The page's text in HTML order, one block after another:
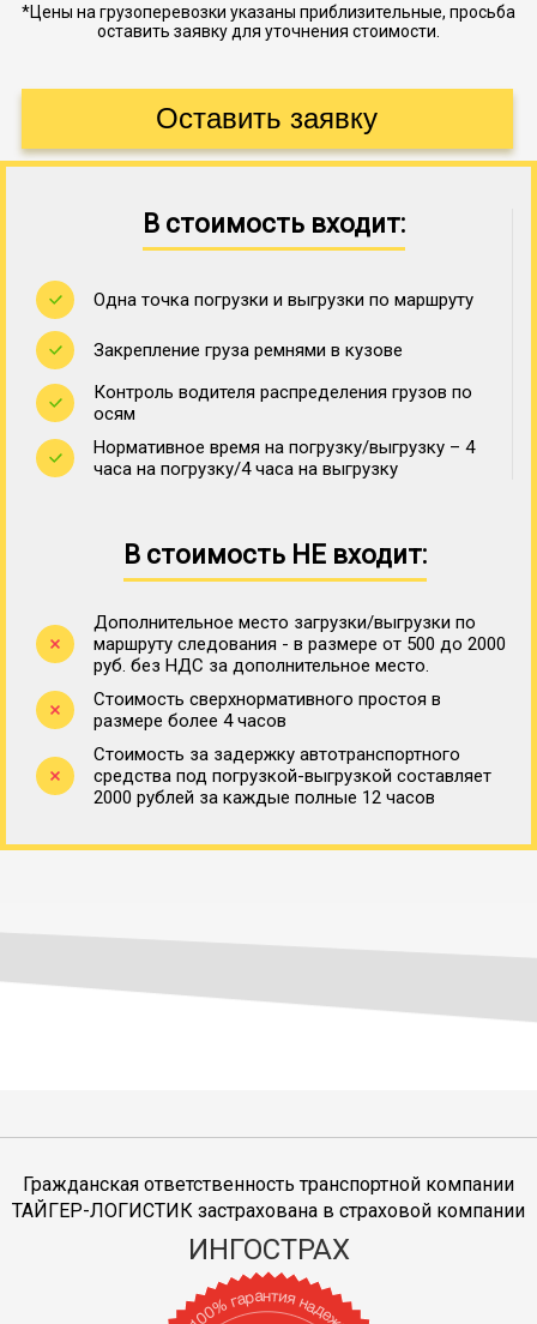
*Цены на грузоперевозки указаны приблизительные, просьба
оставить заявку для уточнения стоимости.
В стоимость входит:
Одна точка погрузки и выгрузки по маршруту
Закрепление груза ремнями в кузове
Контроль водителя распределения грузов по
осям
Нормативное время на погрузку/выгрузку – 4
часа на погрузку/4 часа на выгрузку
В стоимость НЕ входит:
Дополнительное место загрузки/выгрузки по
маршруту следования - в размере от 500 до 2000
руб. без НДС за дополнительное место.
Стоимость сверхнормативного простоя в
размере более 4 часов
Стоимость за задержку автотранспортного
средства под погрузкой-выгрузкой составляет
2000 рублей за каждые полные 12 часов
Гражданская ответственность транспортной компании
ТАЙГЕР-ЛОГИСТИК застрахована в страховой компании
ИНГОСТРАХ